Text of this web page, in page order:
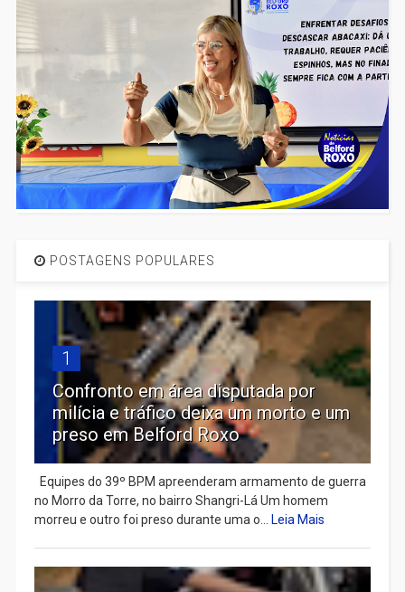
POSTAGENS POPULARES
1
Confronto em área disputada por
milícia e tráfico deixa um morto e um
preso em Belford Roxo
Equipes do 39º BPM apreenderam armamento de guerra
no Morro da Torre, no bairro Shangri-Lá Um homem
morreu e outro foi preso durante uma o... Leia Mais